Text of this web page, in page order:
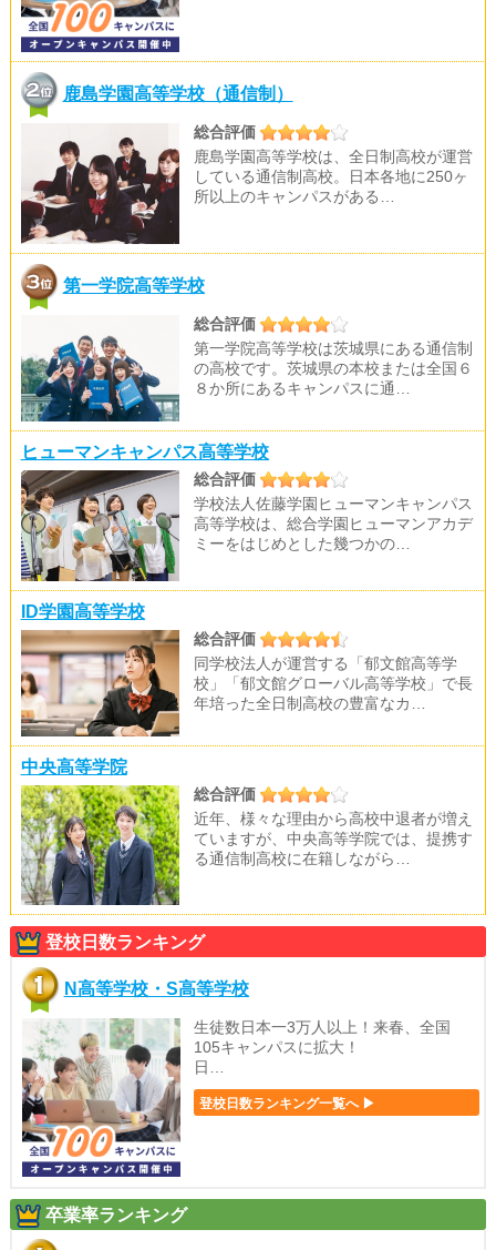
鹿島学園高等学校（通信制）
総合評価
鹿島学園高等学校は、全日制高校が運営
している通信制高校。日本各地に250ヶ
所以上のキャンパスがある…
第一学院高等学校
総合評価
第一学院高等学校は茨城県にある通信制
の高校です。茨城県の本校または全国６
８か所にあるキャンパスに通…
ヒューマンキャンパス高等学校
総合評価
学校法人佐藤学園ヒューマンキャンパス
高等学校は、総合学園ヒューマンアカデ
ミーをはじめとした幾つかの…
ID学園高等学校
総合評価
同学校法人が運営する「郁文館高等学
校」「郁文館グローバル高等学校」で長
年培った全日制高校の豊富なカ…
中央高等学院
総合評価
近年、様々な理由から高校中退者が増え
ていますが、中央高等学院では、提携す
る通信制高校に在籍しながら…
登校日数ランキング
N高等学校・S高等学校
生徒数日本一3万人以上！来春、全国
105キャンパスに拡大！
日…
登校日数ランキング一覧へ ▶
卒業率ランキング